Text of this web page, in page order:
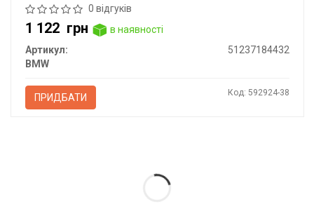
0 відгуків
1 122 грн
в наявності
Артикул:
51237184432
BMW
ПРИДБАТИ Код: 592924-38